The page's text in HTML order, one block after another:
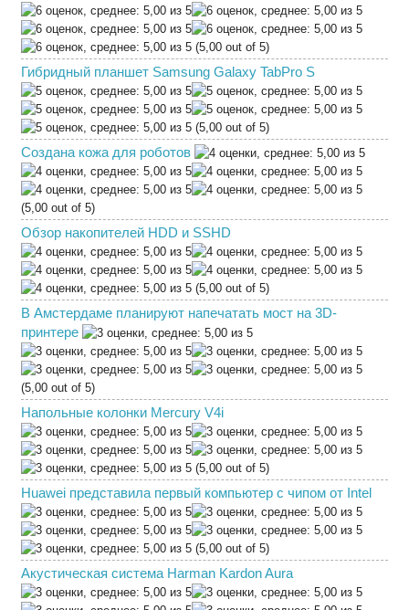
(5,00 out of 5)
Гибридный планшет Samsung Galaxy TabPro S
(5,00 out of 5)
Создана кожа для роботов
(5,00 out of 5)
Обзор накопителей HDD и SSHD
(5,00 out of 5)
В Амстердаме планируют напечатать мост на 3D-
принтере
(5,00 out of 5)
Напольные колонки Mercury V4i
(5,00 out of 5)
Huawei представила первый компьютер с чипом от Intel
(5,00 out of 5)
Акустическая система Harman Kardon Aura